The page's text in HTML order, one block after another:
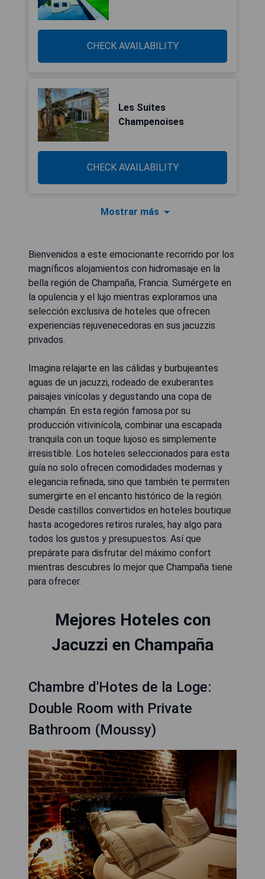
CHECK AVAILABILITY
Les Suites
Champenoises
CHECK AVAILABILITY
Mostrar más
Bienvenidos a este emocionante recorrido por los
magníficos alojamientos con hidromasaje en la
bella región de Champaña, Francia. Sumérgete en
la opulencia y el lujo mientras exploramos una
selección exclusiva de hoteles que ofrecen
experiencias rejuvenecedoras en sus jacuzzis
privados.
Imagina relajarte en las cálidas y burbujeantes
aguas de un jacuzzi, rodeado de exuberantes
paisajes vinícolas y degustando una copa de
champán. En esta región famosa por su
producción vitivinícola, combinar una escapada
tranquila con un toque lujoso es simplemente
irresistible. Los hoteles seleccionados para esta
guía no solo ofrecen comodidades modernas y
elegancia refinada, sino que también te permiten
sumergirte en el encanto histórico de la región.
Desde castillos convertidos en hoteles boutique
hasta acogedores retiros rurales, hay algo para
todos los gustos y presupuestos. Así que
prepárate para disfrutar del máximo confort
mientras descubres lo mejor que Champaña tiene
para ofrecer.
Mejores Hoteles con
Jacuzzi en Champaña
Chambre d'Hotes de la Loge:
Double Room with Private
Bathroom (Moussy)